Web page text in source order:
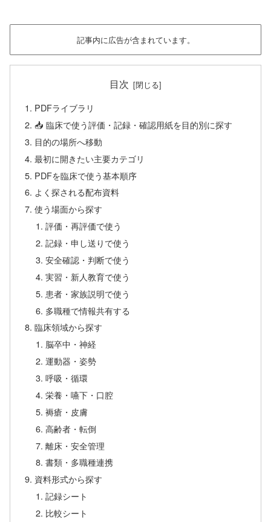
記事内に広告が含まれています。
目次
PDFライブラリ
📥 臨床で使う評価・記録・確認用紙を目的別に探す
目的の場所へ移動
最初に開きたい主要カテゴリ
PDFを臨床で使う基本順序
よく探される配布資料
使う場面から探す
評価・再評価で使う
記録・申し送りで使う
安全確認・判断で使う
実習・新人教育で使う
患者・家族説明で使う
多職種で情報共有する
臨床領域から探す
脳卒中・神経
運動器・姿勢
呼吸・循環
栄養・嚥下・口腔
褥瘡・皮膚
高齢者・転倒
離床・安全管理
書類・多職種連携
資料形式から探す
記録シート
比較シート